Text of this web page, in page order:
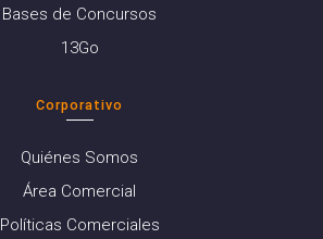
Bases de Concursos
13Go
Corporativo
Quiénes Somos
Área Comercial
Políticas Comerciales